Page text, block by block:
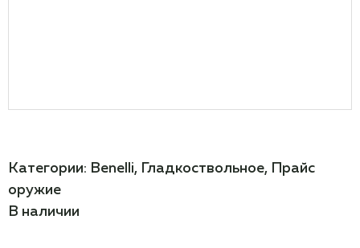
Категории: Benelli, Гладкоствольное, Прайс
оружие
В наличии